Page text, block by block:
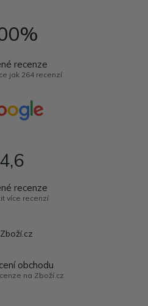
recenze
jak 264 recenzí
4,6
recenze
více recenzí
obchodu
na Zboží.cz